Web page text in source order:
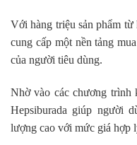
Với hàng triệu sản phẩm
cung cấp một nền tảng
của người tiêu dùng.
Nhờ vào các chương trình
Hepsiburada giúp người
lượng cao với mức giá hợp